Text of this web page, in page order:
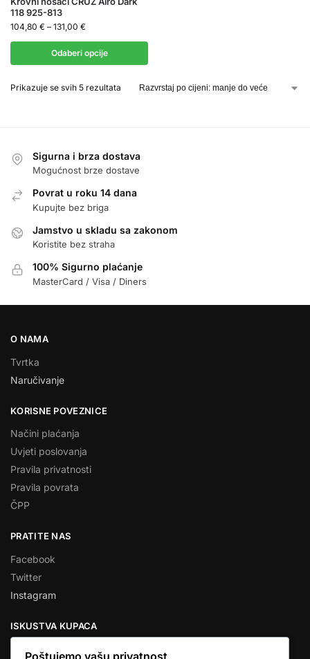
118 925-813
104,80 € – 131,00 €
Odaberi opcije
Prikazuje se svih 5 rezultata
Sigurna i brza dostava
Mogućnost brze dostave
Povrat u roku 14 dana
Kupujte bez briga
Jamstvo u skladu sa zakonom
Koristite bez straha
100% Sigurno plaćanje
MasterCard / Visa / Diners
O NAMA
Tvrtka
Naručivanje
KORISNE POVEZNICE
Načini plaćanja
Uvjeti poslovanja
Pravila privatnosti
Pravila povrata
ČPP
PRATITE NAS
Facebook
Twitter
Instagram
ISKUSTVA KUPACA